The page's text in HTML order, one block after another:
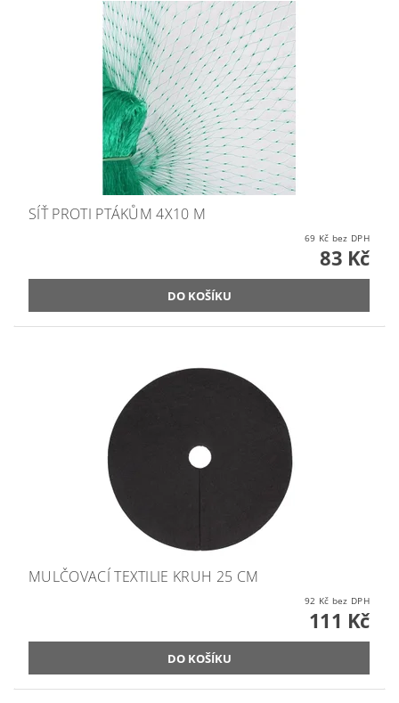
SÍŤ PROTI PTÁKŮM 4X10 M
69 Kč bez DPH
83 Kč
MULČOVACÍ TEXTILIE KRUH 25 CM
92 Kč bez DPH
111 Kč